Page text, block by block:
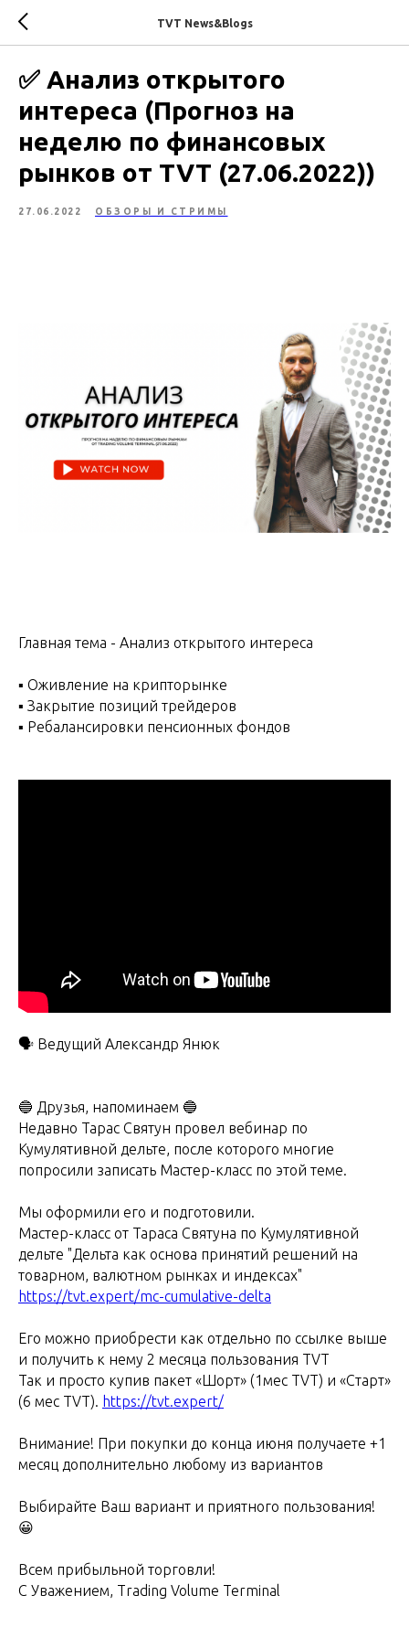
TVT News&Blogs
✅ Анализ открытого
интереса (Прогноз на
неделю по финансовых
рынков от TVT (27.06.2022))
27.06.2022 ОБЗОРЫ И СТРИМЫ
Главная тема - Анализ открытого интереса
▪️ Оживление на крипторынке
▪️ Закрытие позиций трейдеров
▪️ Ребалансировки пенсионных фондов
🗣 Ведущий Александр Янюк
🔵 Друзья, напоминаем 🔵
Недавно Тарас Святун провел вебинар по
Кумулятивной дельте, после которого многие
попросили записать Мастер-класс по этой теме.
Мы оформили его и подготовили.
Мастер-класс от Тараса Святуна по Кумулятивной
дельте "Дельта как основа принятий решений на
товарном, валютном рынках и индексах"
https://tvt.expert/mc-cumulative-delta
Его можно приобрести как отдельно по ссылке выше
и получить к нему 2 месяца пользования TVT
Так и просто купив пакет «Шорт» (1мес TVT) и «Старт»
(6 мес TVT).
https://tvt.expert/
Внимание! При покупки до конца июня получаете +1
месяц дополнительно любому из вариантов
Выбирайте Ваш вариант и приятного пользования!
😀
Всем прибыльной торговли!
С Уважением, Trading Volume Terminal